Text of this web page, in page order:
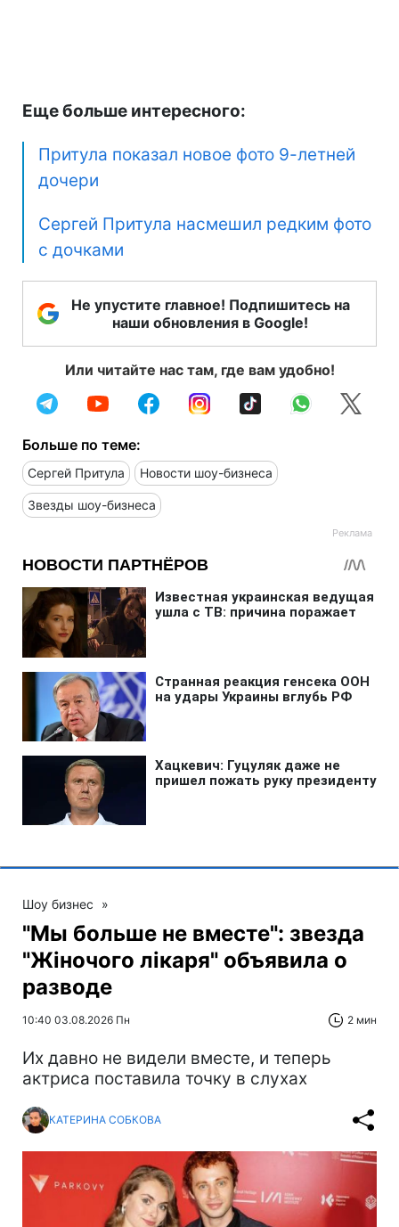
Еще больше интересного:
Притула показал новое фото 9-летней
дочери
Сергей Притула насмешил редким фото
с дочками
Не упустите главное! Подпишитесь на
наши обновления в Google!
Или читайте нас там, где вам удобно!
Больше по теме:
Сергей Притула Новости шоу-бизнеса
Звезды шоу-бизнеса
Шоу бизнес »
"Мы больше не вместе": звезда
"Жіночого лікаря" объявила о
разводе
10:40 03.08.2026 Пн 2 мин
Их давно не видели вместе, и теперь
актриса поставила точку в слухах
КАТЕРИНА СОБКОВА